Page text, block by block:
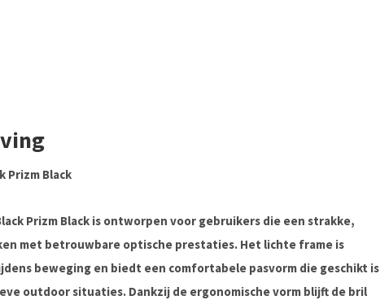
Prizm Black
Prizm Black is ontworpen voor gebruikers die een strakke,
met betrouwbare optische prestaties. Het lichte frame is
beweging en biedt een comfortabele pasvorm die geschikt is
outdoor situaties. Dankzij de ergonomische vorm blijft de bril